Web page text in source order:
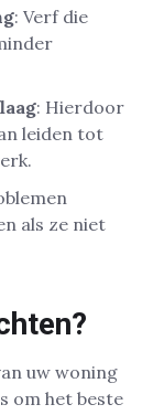
: Verf die
: Hierdoor
leiden tot
als ze niet
uw woning
om het beste